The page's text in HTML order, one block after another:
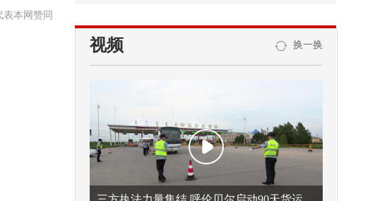
本网赞同
视频 换一换